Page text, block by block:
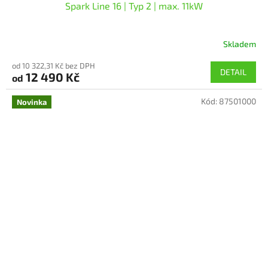
Spark Line 16 | Typ 2 | max. 11kW
produktu
je
5,0
Skladem
od 10 322,31 Kč bez DPH
od 12 490 Kč DETAIL
Novinka Kód: 87501000